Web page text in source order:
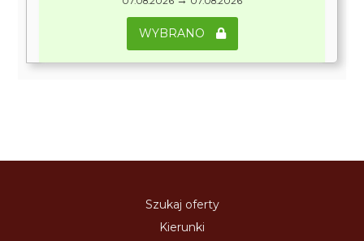
WYBRANO
Szukaj oferty
Kierunki